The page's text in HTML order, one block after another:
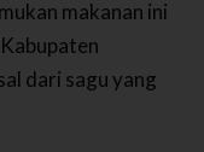
makanan ini
dari sagu yang